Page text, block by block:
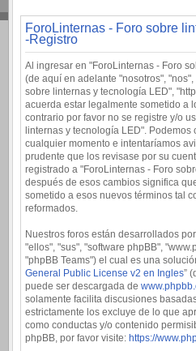
ForoLinternas - Foro sobre
-Registro
Al ingresar en "ForoLinternas - Foro
(de aquí en adelante "nosotros",
sobre linternas y tecnología LED",
acuerda estar legalmente sometido a
contrario por favor no se registre y/o
linternas y tecnología LED". Podemos
cualquier momento e intentaríamos
prudente que los revisase por su
registrado a "ForoLinternas - Foro
después de esos cambios significa
sometido a esos nuevos términos tal
reformados.
Nuestros foros están desarrollados
"ellos", "sus", "software phpBB",
"phpBB Teams") el cual es una
General Public License v2 en Ingles”
puede ser descargada de
solamente facilita discusiones
estrictamente los excluye de lo que
como conductas y/o contenido
phpBB, por favor visite: https://